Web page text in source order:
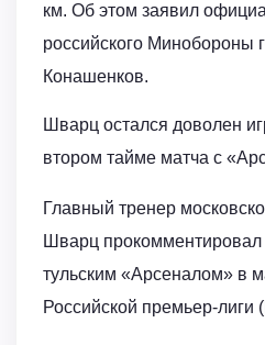
км. Об этом заявил
российского Минобороны
Конашенков.
Шварц остался доволен
втором тайме матча с
Главный тренер
Шварц
тульским «Арсеналом» в
Российской премьер-лиги